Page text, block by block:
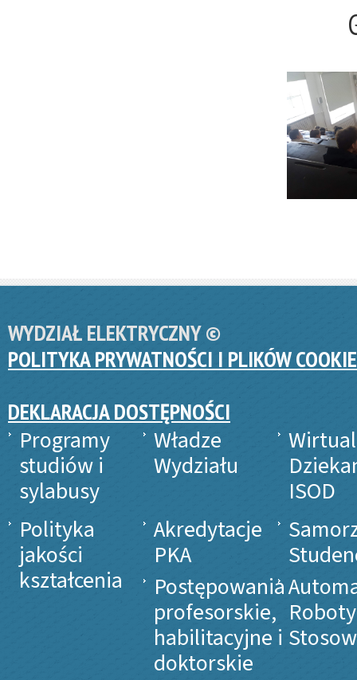
WYDZIAŁ ELEKTRYCZNY ©
POLITYKA PRYWATNOŚCI I PLIKÓW
DEKLARACJA DOSTĘPNOŚCI
Programy
studiów i
sylabusy
Władze
Wydziału
ISOD
Polityka
jakości
kształcenia
Akredytacje
PKA
Postępowania
profesorskie,
habilitacyjne i
doktorskie